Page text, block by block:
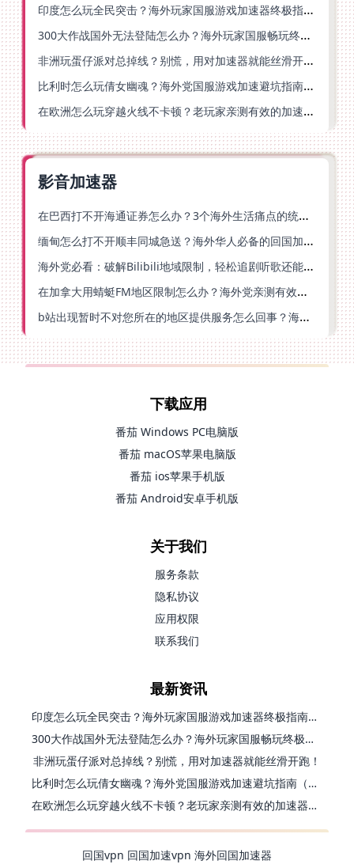
印度怎么玩全民突击？海外玩家国服游戏加速器终极指南（附原神延迟优化+精灵之境加速器选择）
300大作战国外无法登陆怎么办？海外玩家国服畅玩终极指南（附实测推荐）
非洲玩蛋仔派对总掉线？别慌，用对加速器就能丝滑开跑！
比利时怎么玩倩女幽魂？海外党国服游戏加速避坑指南（附实测推荐）
在欧洲怎么玩穿越火线不卡顿？老玩家亲测有效的加速器选择指南
影音加速器
在巴西打不开海通证券怎么办？3个海外生活痛点的统一解决方案
缅甸怎么打不开顺丰同城急送？海外华人必备的回国加速指南（附B站会员游戏解决方案）
海外党必看：破解Bilibili地域限制，轻松追剧听歌还能流畅理财的实用指南
在加拿大用蜻蜓FM地区限制怎么办？海外党亲测有效的回国加速方案
b站出现暂时不对您所在的地区提供服务怎么回事？海外党亲测有效的回国加速方案
下载应用
番茄 Windows PC电脑版
番茄 macOS苹果电脑版
番茄 ios苹果手机版
番茄 Android安卓手机版
关于我们
服务条款
隐私协议
应用权限
联系我们
最新资讯
印度怎么玩全民突击？海外玩家国服游戏加速器终极指南（附原神延迟优化+精灵之境加速器选择）
300大作战国外无法登陆怎么办？海外玩家国服畅玩终极指南（附实测推荐）
非洲玩蛋仔派对总掉线？别慌，用对加速器就能丝滑开跑！
比利时怎么玩倩女幽魂？海外党国服游戏加速避坑指南（附实测推荐）
在欧洲怎么玩穿越火线不卡顿？老玩家亲测有效的加速器选择指南
回国vpn 回国加速vpn 海外回国加速器